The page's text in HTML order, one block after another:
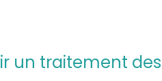
un traitement